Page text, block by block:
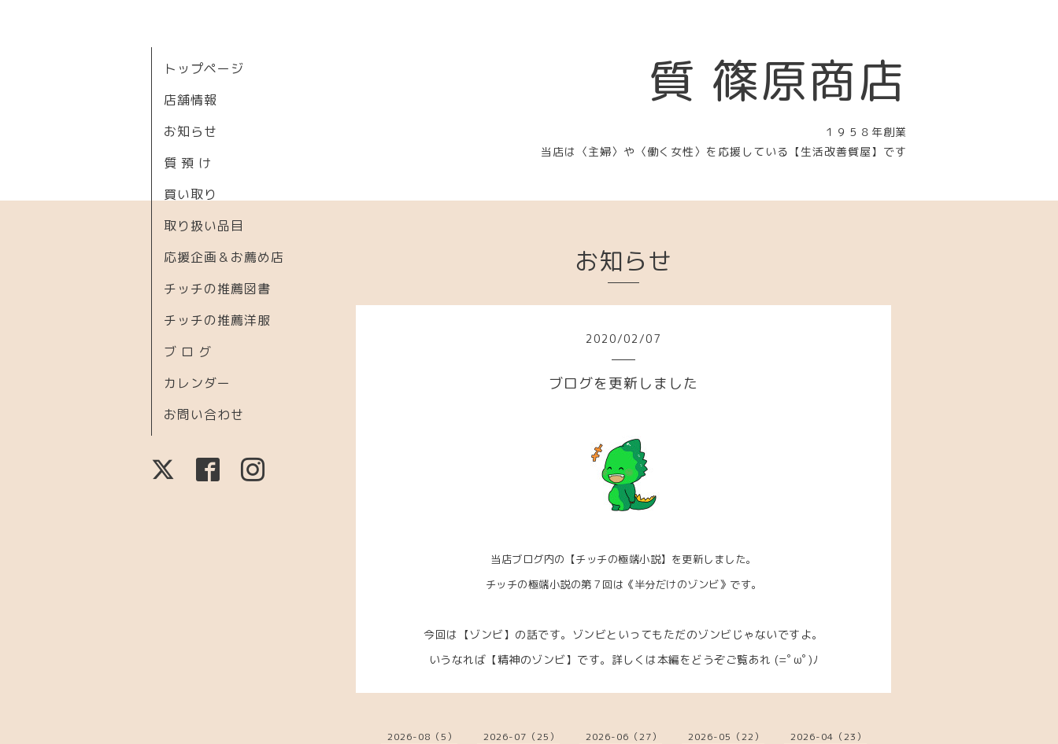
質 篠原商店
１９５８年創業
当店は〈主婦〉や〈働く女性〉を応援している【生活改善質屋】です
トップページ
店舗情報
お知らせ
質 預 け
買い取り
取り扱い品目
応援企画＆お薦め店
チッチの推薦図書
チッチの推薦洋服
ブ ロ グ
カレンダー
お問い合わせ
お知らせ
2020/02/07
ブログを更新しました
当店ブログ内の【チッチの極端小説】を更新しました。
チッチの極端小説の第７回は 《半分だけのゾンビ》です。
今回は【ゾンビ】の話です。ゾンビといってもただのゾンビじゃないですよ。
いうなれば【精神のゾンビ】です。詳しくは本編をどうぞご覧あれ (=ﾟωﾟ)ﾉ
2026-08（5） 2026-07（25） 2026-06（27） 2026-05（22） 2026-04（23）